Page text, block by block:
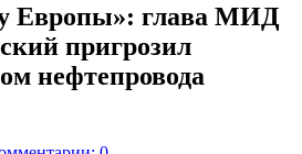
у Европы»: глава МИД
пригрозил
нефтепровода